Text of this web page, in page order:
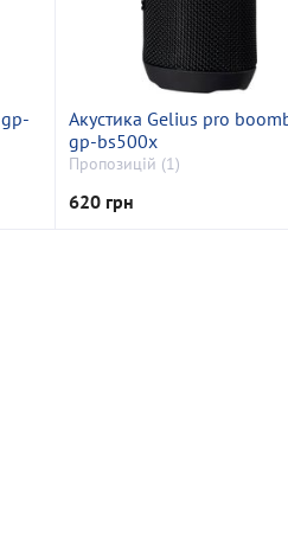
Акустика Gelius pro
gp-bs500x
Пропозицій (1)
620 грн